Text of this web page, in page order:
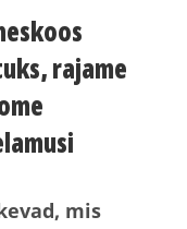
rajame
mis